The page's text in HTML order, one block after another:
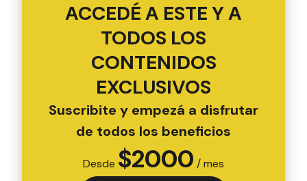
ACCEDÉ A ESTE Y A
TODOS LOS
CONTENIDOS
EXCLUSIVOS
Suscribite y empezá a disfrutar
de todos los beneficios
Desde $2000 / mes